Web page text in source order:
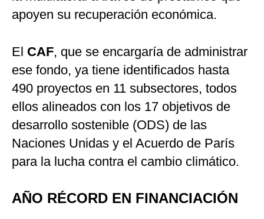
apoyen su recuperación económica.
El CAF, que se encargaría de administrar
ese fondo, ya tiene identificados hasta
490 proyectos en 11 subsectores, todos
ellos alineados con los 17 objetivos de
desarrollo sostenible (ODS) de las
Naciones Unidas y el Acuerdo de París
para la lucha contra el cambio climático.
AÑO RÉCORD EN FINANCIACIÓN